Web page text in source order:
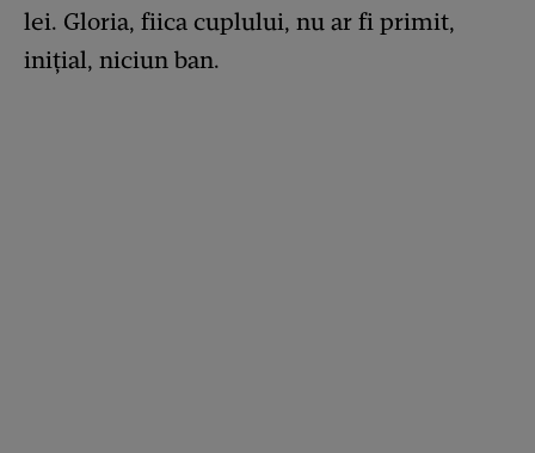
lei. Gloria, fiica cuplului, nu ar fi primit,
inițial, niciun ban.